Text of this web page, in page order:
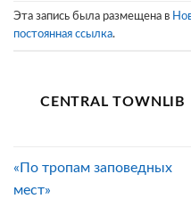
Эта запись была размещена в
постоянная ссылка.
CENTRAL TOWNLIB
«По тропам заповедных
мест»